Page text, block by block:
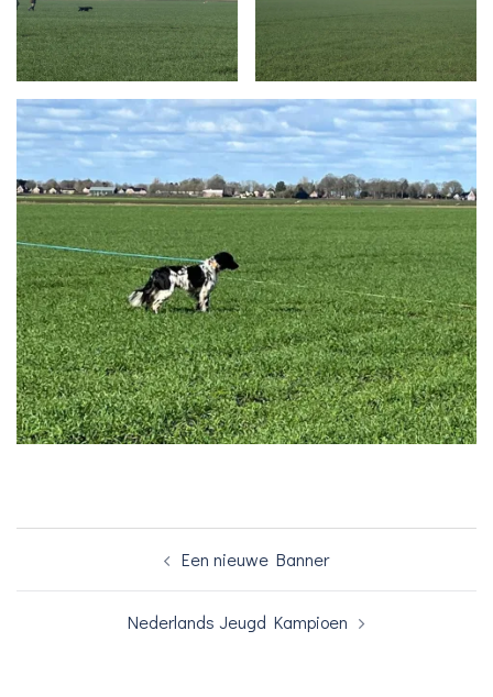
Een nieuwe Banner
Nederlands Jeugd Kampioen